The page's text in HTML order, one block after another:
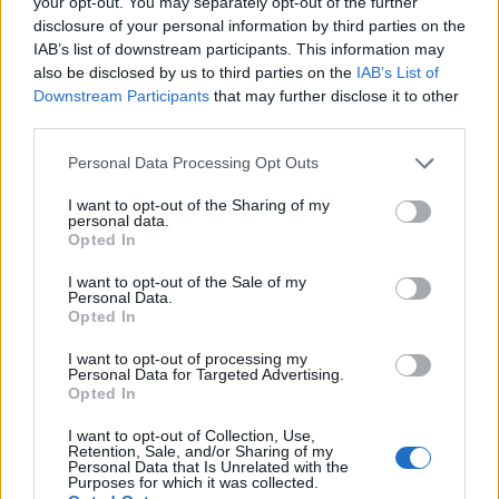
disclosure of your personal information by third parties on the
IAB’s list of downstream participants. This information may
also be disclosed by us to third parties on the IAB’s List of
Downstream Participants that may further disclose it to other
Personal Data Processing Opt Outs
I want to opt-out of the Sharing of my
personal data.
Opted In
I want to opt-out of the Sale of my
Personal Data.
Opted In
I want to opt-out of processing my
Personal Data for Targeted Advertising.
Opted In
I want to opt-out of Collection, Use,
Retention, Sale, and/or Sharing of my
Personal Data that Is Unrelated with the
Purposes for which it was collected.
Όμιλος ΔΕΗ: Νέα συμφωνία για χαρτοφυλάκιο
έργων ΑΠΕ άνω των 2 GW σε Πολωνία και
1,76%, κέρδη 23,31% από τις αρχές του έτους
08/08/2026 - 12:36
Ελληνική Αναπτυξιακή Τράπεζα: Με «προίκα» 2
δισ. ευρώ ανοίγει δρόμο για δάνεια έως 5 δισ. σε
μικρομεσαίες
08/08/2026 - 11:22 ΤΡΑΠΕΖΕΣ
Health Monitoring: Η εθνική υποδομή για την
αξιοποίηση των δεδομένων υγείας προς όφελος
των πολιτών
08/08/2026 - 11:48 ΥΓΕΙΑ